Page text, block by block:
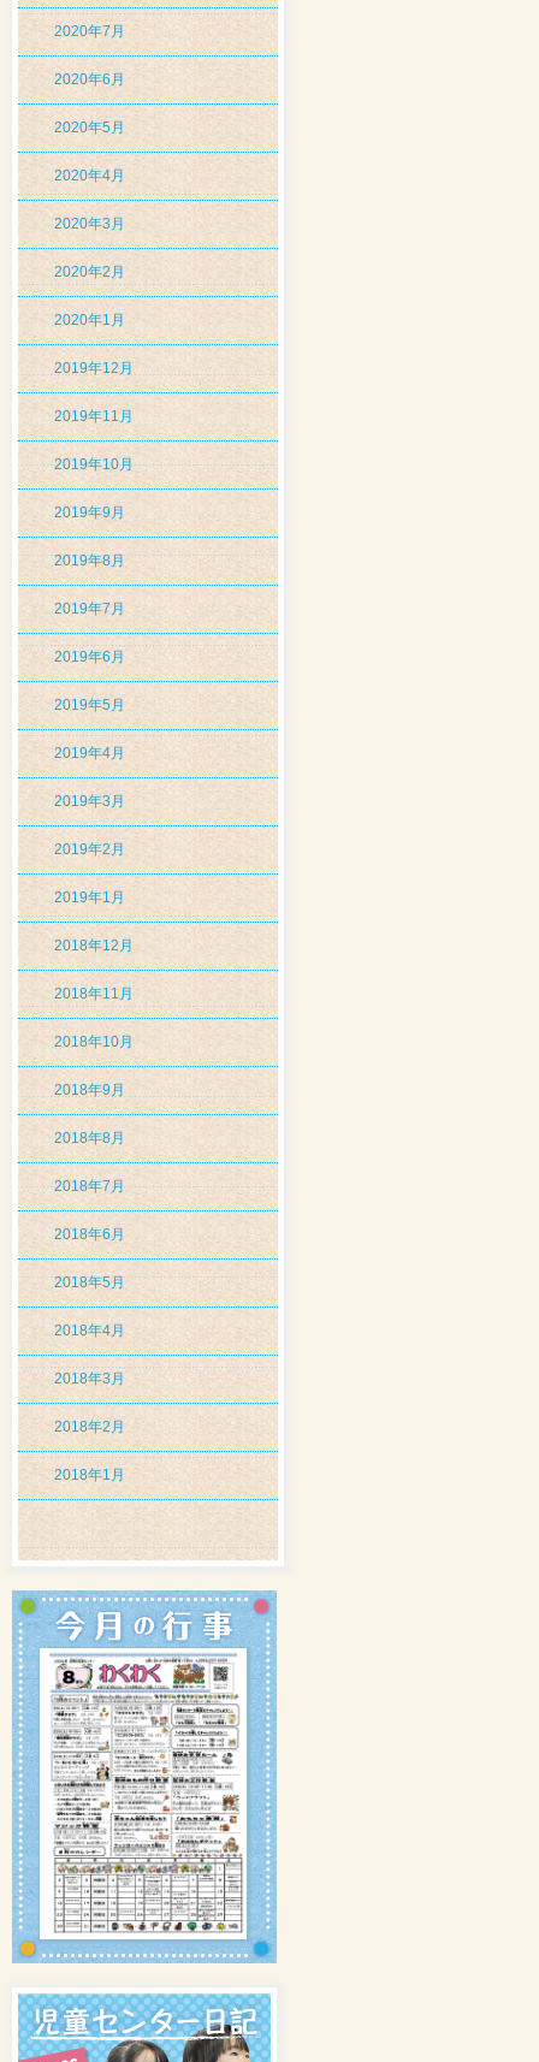
2020年7月
2020年6月
2020年5月
2020年4月
2020年3月
2020年2月
2020年1月
2019年12月
2019年11月
2019年10月
2019年9月
2019年8月
2019年7月
2019年6月
2019年5月
2019年4月
2019年3月
2019年2月
2019年1月
2018年12月
2018年11月
2018年10月
2018年9月
2018年8月
2018年7月
2018年6月
2018年5月
2018年4月
2018年3月
2018年2月
2018年1月